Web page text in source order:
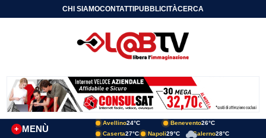
CHI SIAMOCONTATTIPUBBLICITÀCERCA
MENÙ
+
Avellino24°C Benevento26°C
Caserta27°C Napoli29°C Salerno28°C